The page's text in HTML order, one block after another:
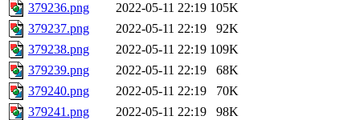
379236.png
2022-05-11 22:19 105K
379237.png
2022-05-11 22:19
92K
379238.png
2022-05-11 22:19 109K
379239.png
2022-05-11 22:19
68K
379240.png
2022-05-11 22:19
70K
379241.png
2022-05-11 22:19
98K